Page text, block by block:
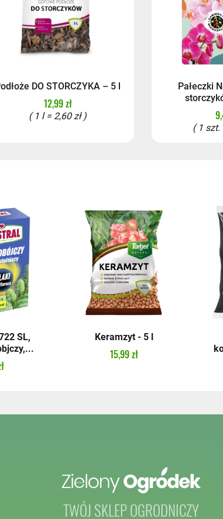
DO STORCZYKA – 5 l
12,99 zł
( 1 l = 2,60 zł )
Pałeczki
( 1 szt.
SL,
Keramzyt - 5 l
15,99 zł
TWÓJ SKLEP OGRODNICZY